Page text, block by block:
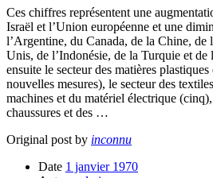
Ces chiffres représentent une
Israël et l’Union européenne et une
l’Argentine, du Canada, de la Chine, de
Unis, de l’Indonésie, de la Turquie et
ensuite le secteur des matières
nouvelles mesures), le secteur des
machines et du matériel électrique
chaussures et des …
Original post by inconnu
Date 1 janvier 1970